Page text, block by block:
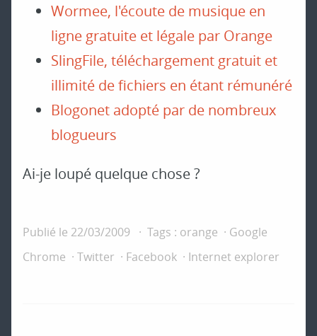
Wormee, l'écoute de musique en
ligne gratuite et légale par Orange
SlingFile, téléchargement gratuit et
illimité de fichiers en étant rémunéré
Blogonet adopté par de nombreux
blogueurs
Ai-je loupé quelque chose ?
Publié le 22/03/2009 Tags : orange
Google
Chrome
Twitter Facebook Internet explorer